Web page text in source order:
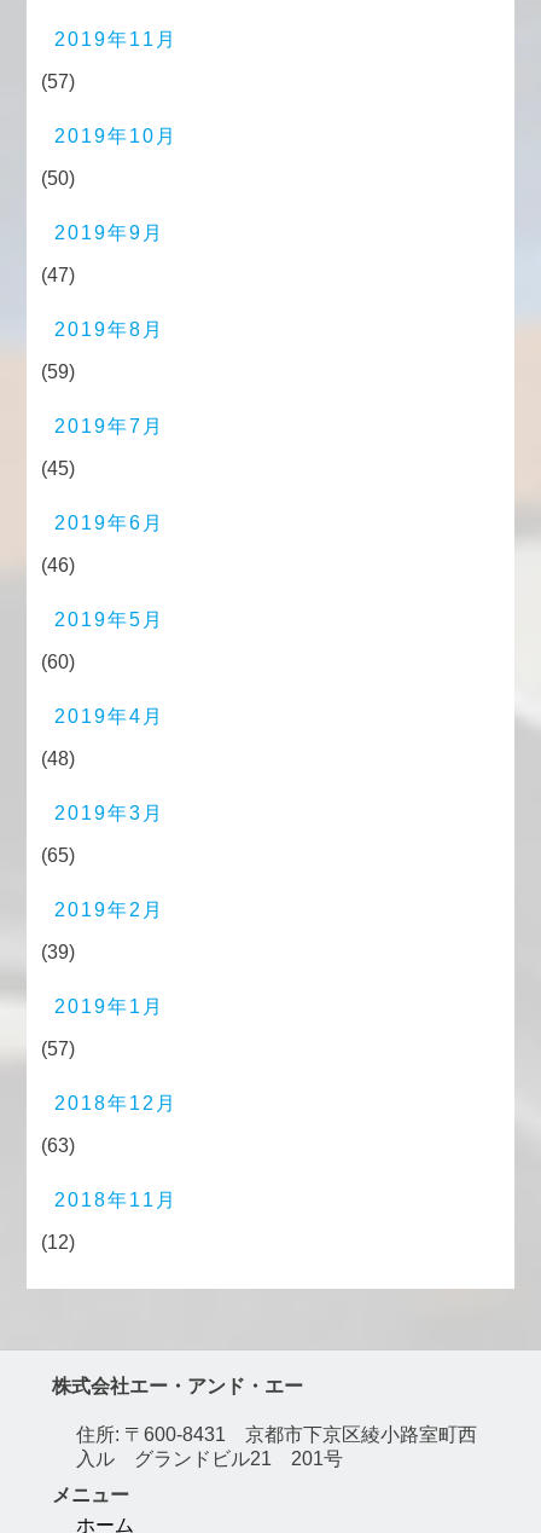
2019年11月
(57)
2019年10月
(50)
2019年9月
(47)
2019年8月
(59)
2019年7月
(45)
2019年6月
(46)
2019年5月
(60)
2019年4月
(48)
2019年3月
(65)
2019年2月
(39)
2019年1月
(57)
2018年12月
(63)
2018年11月
(12)
株式会社エー・アンド・エー
住所: 〒600-8431 京都市下京区綾小路室町西
入ル グランドビル21 201号
メニュー
ホーム